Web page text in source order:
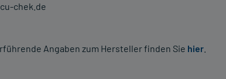
chek.de
Angaben zum Hersteller finden Sie hier